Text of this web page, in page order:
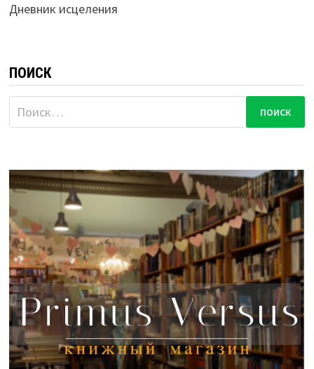
Дневник исцеления
ПОИСК
Найти: